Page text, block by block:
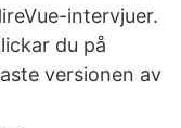
intervjuer.
du på
versionen av